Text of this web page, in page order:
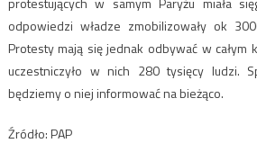
odpowiedzi władze zmobilizowały ok
Protesty mają się jednak odbywać w całym
uczestniczyło w nich 280 tysięcy ludzi.
będziemy o niej informować na bieżąco.
Źródło: PAP